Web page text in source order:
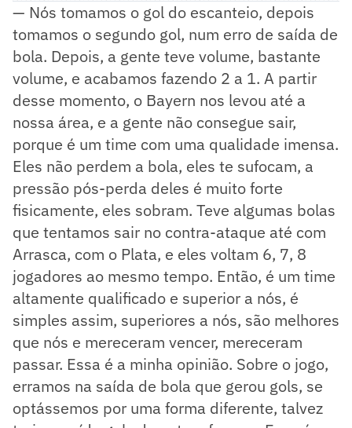
— Nós tomamos o gol do escanteio, depois
tomamos o segundo gol, num erro de saída de
bola. Depois, a gente teve volume, bastante
volume, e acabamos fazendo 2 a 1. A partir
desse momento, o Bayern nos levou até a
nossa área, e a gente não consegue sair,
porque é um time com uma qualidade imensa.
Eles não perdem a bola, eles te sufocam, a
pressão pós-perda deles é muito forte
fisicamente, eles sobram. Teve algumas bolas
que tentamos sair no contra-ataque até com
Arrasca, com o Plata, e eles voltam 6, 7, 8
jogadores ao mesmo tempo. Então, é um time
altamente qualificado e superior a nós, é
simples assim, superiores a nós, são melhores
que nós e mereceram vencer, mereceram
passar. Essa é a minha opinião. Sobre o jogo,
erramos na saída de bola que gerou gols, se
optássemos por uma forma diferente, talvez